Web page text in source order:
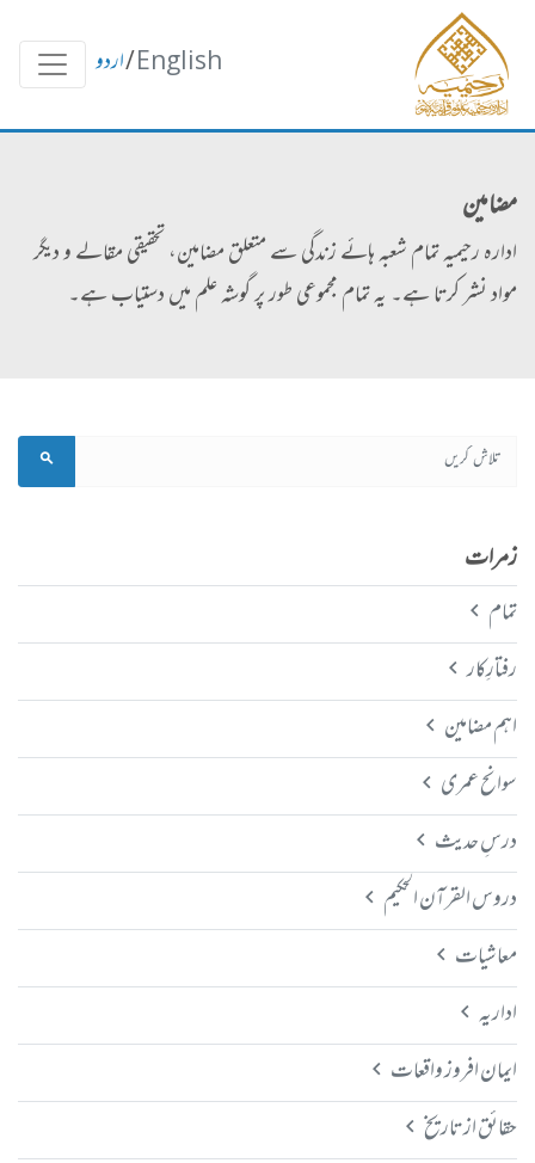
English
/اردو
مضامین
ادارہ رحیمیہ تمام شعبہ ہائے زندگی سے متعلق مضامین، تحقیقی مقالے و دیگر
مواد نشر کرتا ہے۔ یہ تمام مجموعی طور پر گوشہ علم میں دستیاب ہے۔
زمرات
تمام
رفتارِکار
اہم مضامین
سوانح عمری
درسِ حدیث
دروس القرآن الحکیم
معاشیات
اداریہ
ایمان افروز واقعات
حقائق از تاریخ